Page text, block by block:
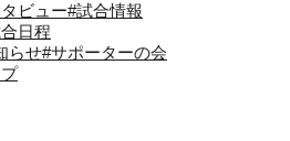
ビュー#試合情報
日程
らせ#サポーターの会